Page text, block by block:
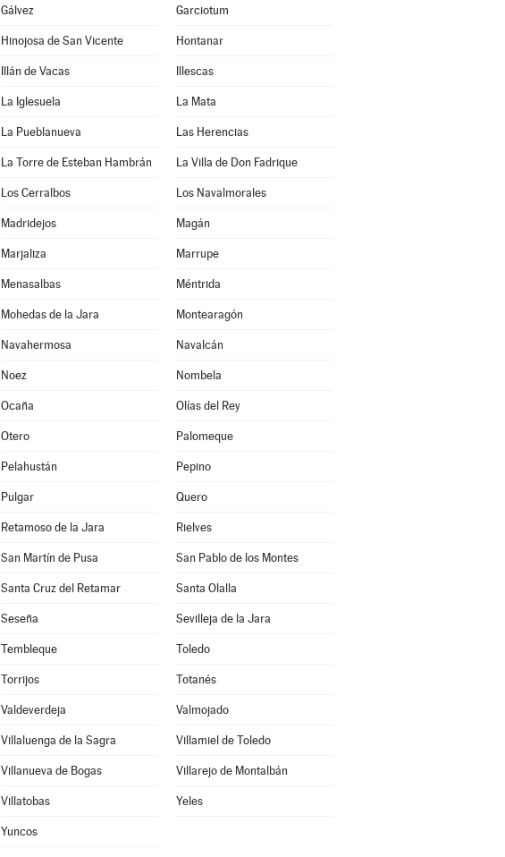
Gálvez Garciotum
Hinojosa de San Vicente Hontanar
Illán de Vacas Illescas
La Iglesuela La Mata
La Pueblanueva Las Herencias
La Torre de Esteban Hambrán La Villa de Don Fadrique
Los Cerralbos Los Navalmorales
Madridejos Magán
Marjaliza Marrupe
Menasalbas Méntrida
Mohedas de la Jara Montearagón
Navahermosa Navalcán
Noez Nombela
Ocaña Olías del Rey
Otero Palomeque
Pelahustán Pepino
Pulgar Quero
Retamoso de la Jara Rielves
San Martín de Pusa San Pablo de los Montes
Santa Cruz del Retamar Santa Olalla
Seseña Sevilleja de la Jara
Tembleque Toledo
Torrijos Totanés
Valdeverdeja Valmojado
Villaluenga de la Sagra Villamiel de Toledo
Villanueva de Bogas Villarejo de Montalbán
Villatobas Yeles
Yuncos